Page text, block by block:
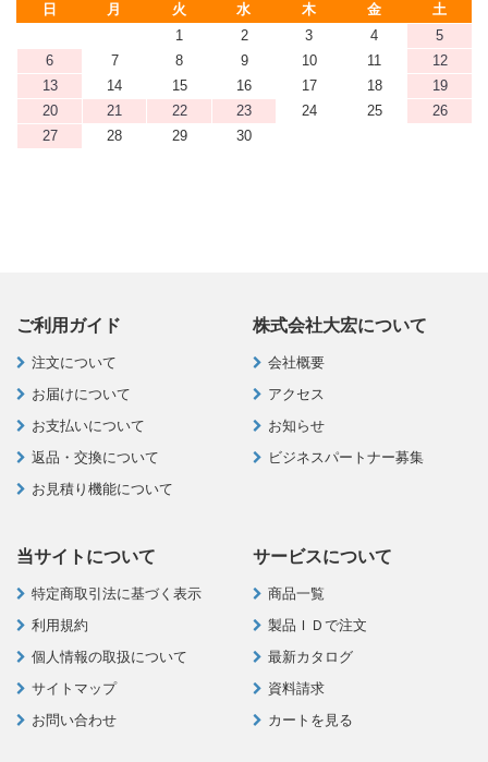
日
月 火 水 木 金
土
1
2 3 4
5
6
7 8 9 10 11
12
13
14 15 16 17 18
19
20
21 22 23 24 25
26
27
28 29 30
ご利用ガイド
注文について
お届けについて
お支払いについて
返品・交換について
お見積り機能について
株式会社大宏について
会社概要
アクセス
お知らせ
ビジネスパートナー募集
当サイトについて
特定商取引法に基づく表示
利用規約
個人情報の取扱について
サイトマップ
お問い合わせ
サービスについて
商品一覧
製品ＩＤで注文
最新カタログ
資料請求
カートを見る